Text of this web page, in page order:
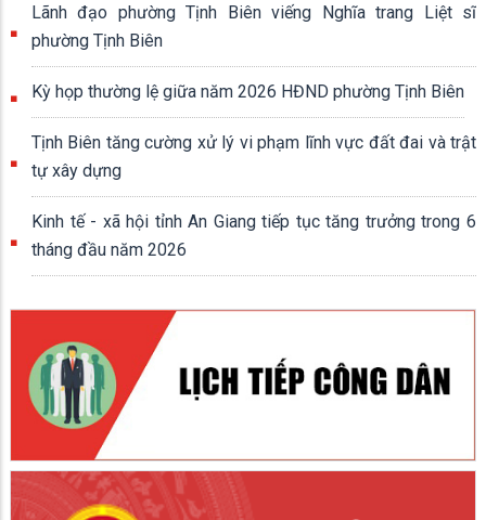
Lãnh đạo phường Tịnh Biên viếng Nghĩa trang Liệt sĩ
phường Tịnh Biên
Kỳ họp thường lệ giữa năm 2026 HĐND phường Tịnh Biên
Tịnh Biên tăng cường xử lý vi phạm lĩnh vực đất đai và trật
tự xây dựng
Kinh tế - xã hội tỉnh An Giang tiếp tục tăng trưởng trong 6
tháng đầu năm 2026